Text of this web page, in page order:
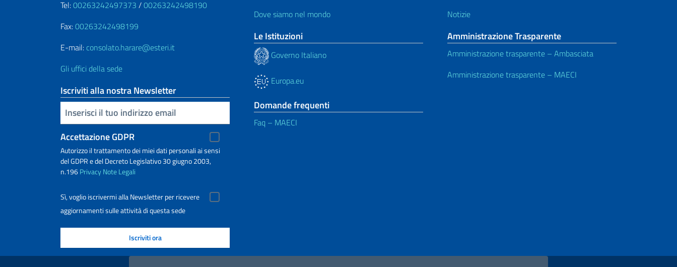
Tel:00263242497373 /00263242498190
Fax:00263242498199
E-mail: consolato.harare@esteri.it
Gli uffici della sede
Iscriviti alla nostra Newsletter
Inserisci la tua email
Accettazione GDPR
Autorizzo il trattamento dei miei dati personali ai sensi
del GDPR e del Decreto Legislativo 30 giugno 2003,
n.196PrivacyNote Legali
Sì, voglio iscrivermi alla Newsletter per ricevere
aggiornamenti sulle attività di questa sede
Dove siamo nel mondo
Le Istituzioni
Governo Italiano
Europa.eu
Domande frequenti
Faq – MAECI
Notizie
Amministrazione Trasparente
Amministrazione trasparente – Ambasciata
Amministrazione trasparente – MAECI